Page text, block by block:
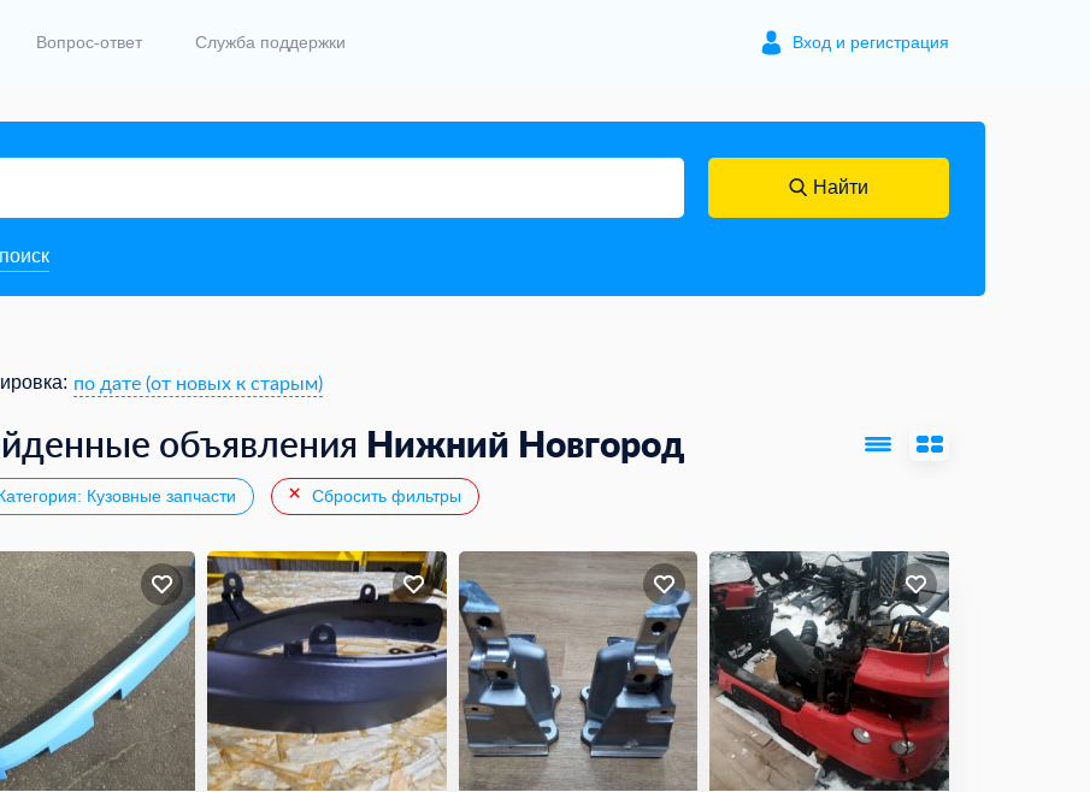
Вопрос-ответ Служба поддержки Вход и регистрация
Найти
по дате (от новых к старым)
объявления Нижний Новгород
Кузовные запчасти Сбросить фильтры